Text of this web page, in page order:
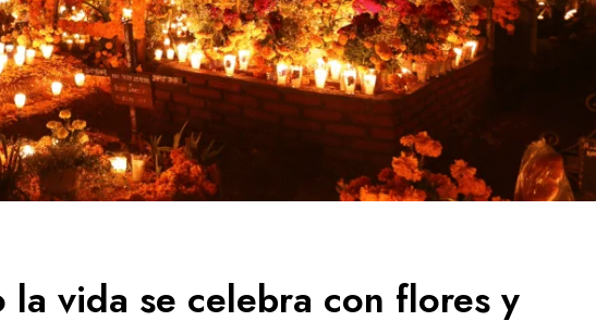
vida se celebra con flores y